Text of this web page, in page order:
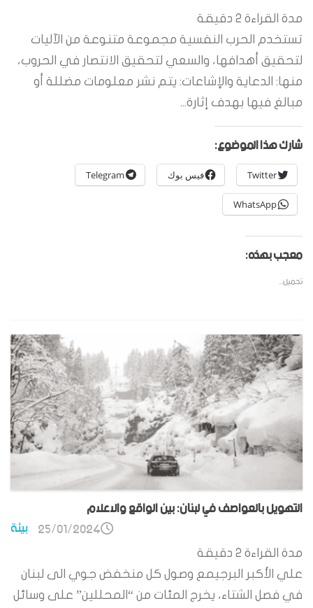
مدة القراءة 2 دقيقة
تستخدم الحرب النفسية مجموعة متنوعة من الآليات
لتحقيق أهدافها، والسعي لتحقيق الانتصار في الحروب،
منها: الدعاية والإشاعات: يتم نشر معلومات مضللة أو
مبالغ فيها بهدف إثارة...
شارك هذا الموضوع:
Twitter فيس بوك Telegram
WhatsApp
معجب بهذه:
تحميل...
التهويل بالعواصف في لبنان: بين الواقع والاعلام
بيئة 25/01/2024
مدة القراءة 2 دقيقة
علي الأكبر البرجيمع وصول كل منخفض جوي الى لبنان
في فصل الشتاء، يخرج المئات من “المحللين” على وسائل